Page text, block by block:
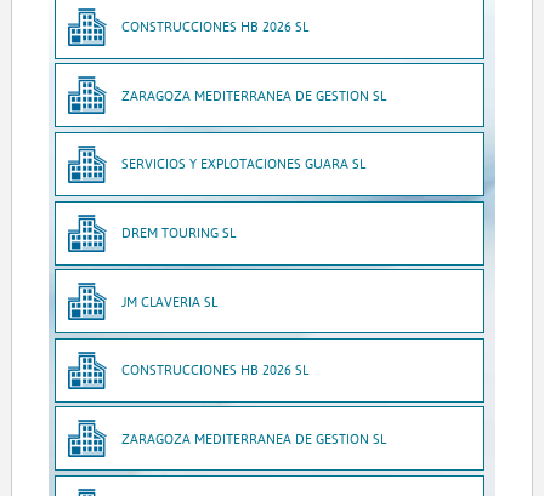
CONSTRUCCIONES HB 2026 SL
ZARAGOZA MEDITERRANEA DE GESTION SL
SERVICIOS Y EXPLOTACIONES GUARA SL
DREM TOURING SL
JM CLAVERIA SL
CONSTRUCCIONES HB 2026 SL
ZARAGOZA MEDITERRANEA DE GESTION SL